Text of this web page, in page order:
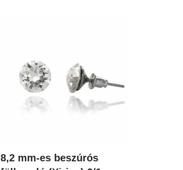
8,2 mm-es beszúrós